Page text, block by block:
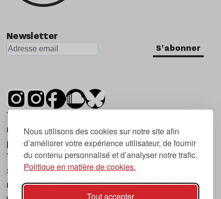
Nous utilisons des cookies sur notre site afin
d’améliorer votre expérience utilisateur, de fournir
du contenu personnalisé et d’analyser notre trafic.
Politique en matière de cookies.
Tout accepter
Newsletter
S'abonner
Tsugi est un mensuel indépendant sur la
musique et les nouvelles tendances, dont la
première parution date de 2007.
Tsugi en japonais signifie « prochain », « suivant
», ce qui correspond à la thématique du
magazine, à l’affût des nouvelles tendances